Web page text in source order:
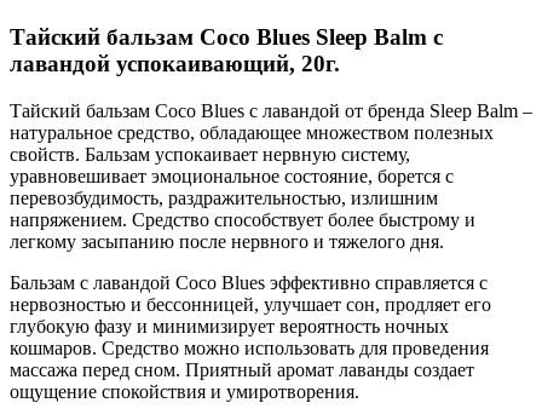
Тайский бальзам Coco Blues Sleep Balm с
лавандой успокаивающий, 20г.
Тайский бальзам Coco Blues с лавандой от бренда Sleep Balm –
натуральное средство, обладающее множеством полезных
свойств. Бальзам успокаивает нервную систему,
уравновешивает эмоциональное состояние, борется с
перевозбудимость, раздражительностью, излишним
напряжением. Средство способствует более быстрому и
легкому засыпанию после нервного и тяжелого дня.
Бальзам с лавандой Coco Blues эффективно справляется с
нервозностью и бессонницей, улучшает сон, продляет его
глубокую фазу и минимизирует вероятность ночных
кошмаров. Средство можно использовать для проведения
массажа перед сном. Приятный аромат лаванды создает
ощущение спокойствия и умиротворения.